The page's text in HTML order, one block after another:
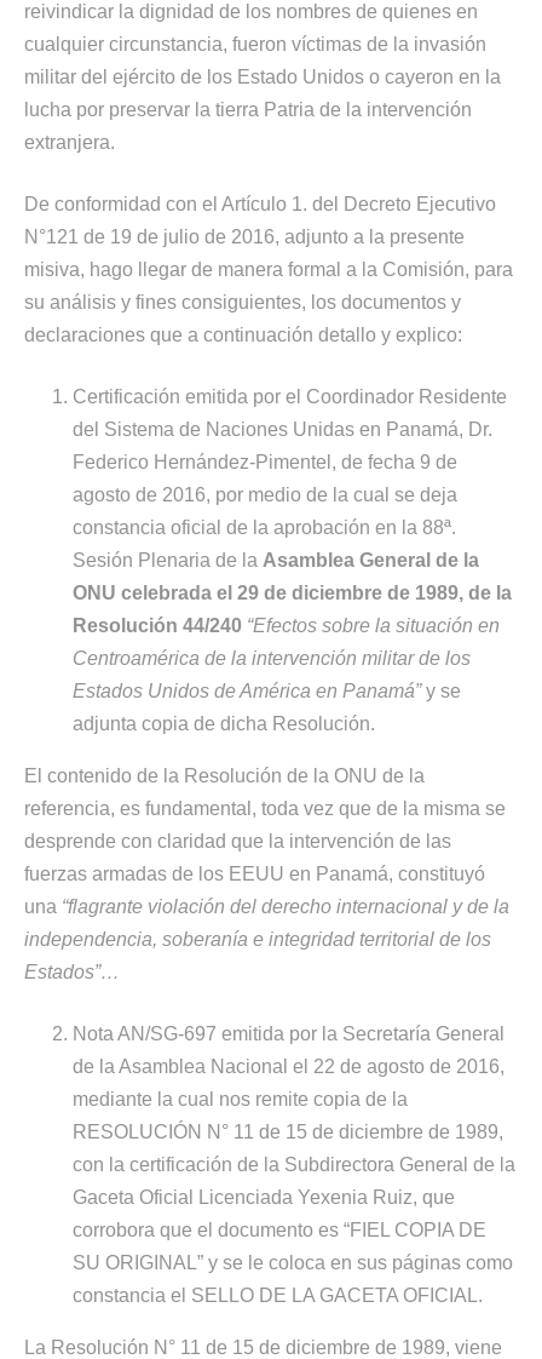
reivindicar la dignidad de los nombres de quienes en
cualquier circunstancia, fueron víctimas de la invasión
militar del ejército de los Estado Unidos o cayeron en la
lucha por preservar la tierra Patria de la intervención
extranjera.
De conformidad con el Artículo 1. del Decreto Ejecutivo
N°121 de 19 de julio de 2016, adjunto a la presente
misiva, hago llegar de manera formal a la Comisión, para
su análisis y fines consiguientes, los documentos y
declaraciones que a continuación detallo y explico:
Certificación emitida por el Coordinador Residente
del Sistema de Naciones Unidas en Panamá, Dr.
Federico Hernández-Pimentel, de fecha 9 de
agosto de 2016, por medio de la cual se deja
constancia oficial de la aprobación en la 88ª.
Sesión Plenaria de la Asamblea General de la
ONU celebrada el 29 de diciembre de 1989, de la
Resolución 44/240 “Efectos sobre la situación en
Centroamérica de la intervención militar de los
Estados Unidos de América en Panamá”y se
adjunta copia de dicha Resolución.
El contenido de la Resolución de la ONU de la
referencia, es fundamental, toda vez que de la misma se
desprende con claridad que la intervención de las
fuerzas armadas de los EEUU en Panamá, constituyó
una “flagrante violación del derecho internacional y de la
independencia, soberanía e integridad territorial de los
Estados”…
Nota AN/SG-697 emitida por la Secretaría General
de la Asamblea Nacional el 22 de agosto de 2016,
mediante la cual nos remite copia de la
RESOLUCIÓN N° 11 de 15 de diciembre de 1989,
con la certificación de la Subdirectora General de la
Gaceta Oficial Licenciada Yexenia Ruiz, que
corrobora que el documento es “FIEL COPIA DE
SU ORIGINAL” y se le coloca en sus páginas como
constancia el SELLO DE LA GACETA OFICIAL.
La Resolución N° 11 de 15 de diciembre de 1989, viene